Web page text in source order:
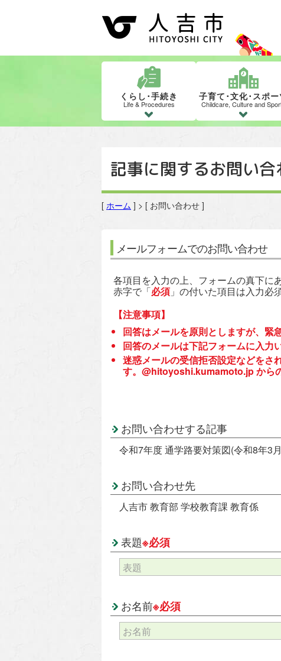
くらし･手続き
Life & Procedures
子育て･文化･スポー
Childcare, Culture and
記事に関するお問い合
[ ホーム ] > [ お問い合わせ ]
メールフォームでのお問い合わせ
各項目を入力の上、フォームの真下に
赤字で「必須 」の付いた項目は入力必
【注意事項】
回答はメールを原則としますが、緊
回答のメールは下記フォームに入力
迷惑メールの受信拒否設定などをさ
す。@hitoyoshi.kumamoto.jp から
お問い合わせする記事
令和7年度 通学路要対策図(令和8年3
お問い合わせ先
人吉市 教育部 学校教育課 教育係
表題※必須
お名前※必須